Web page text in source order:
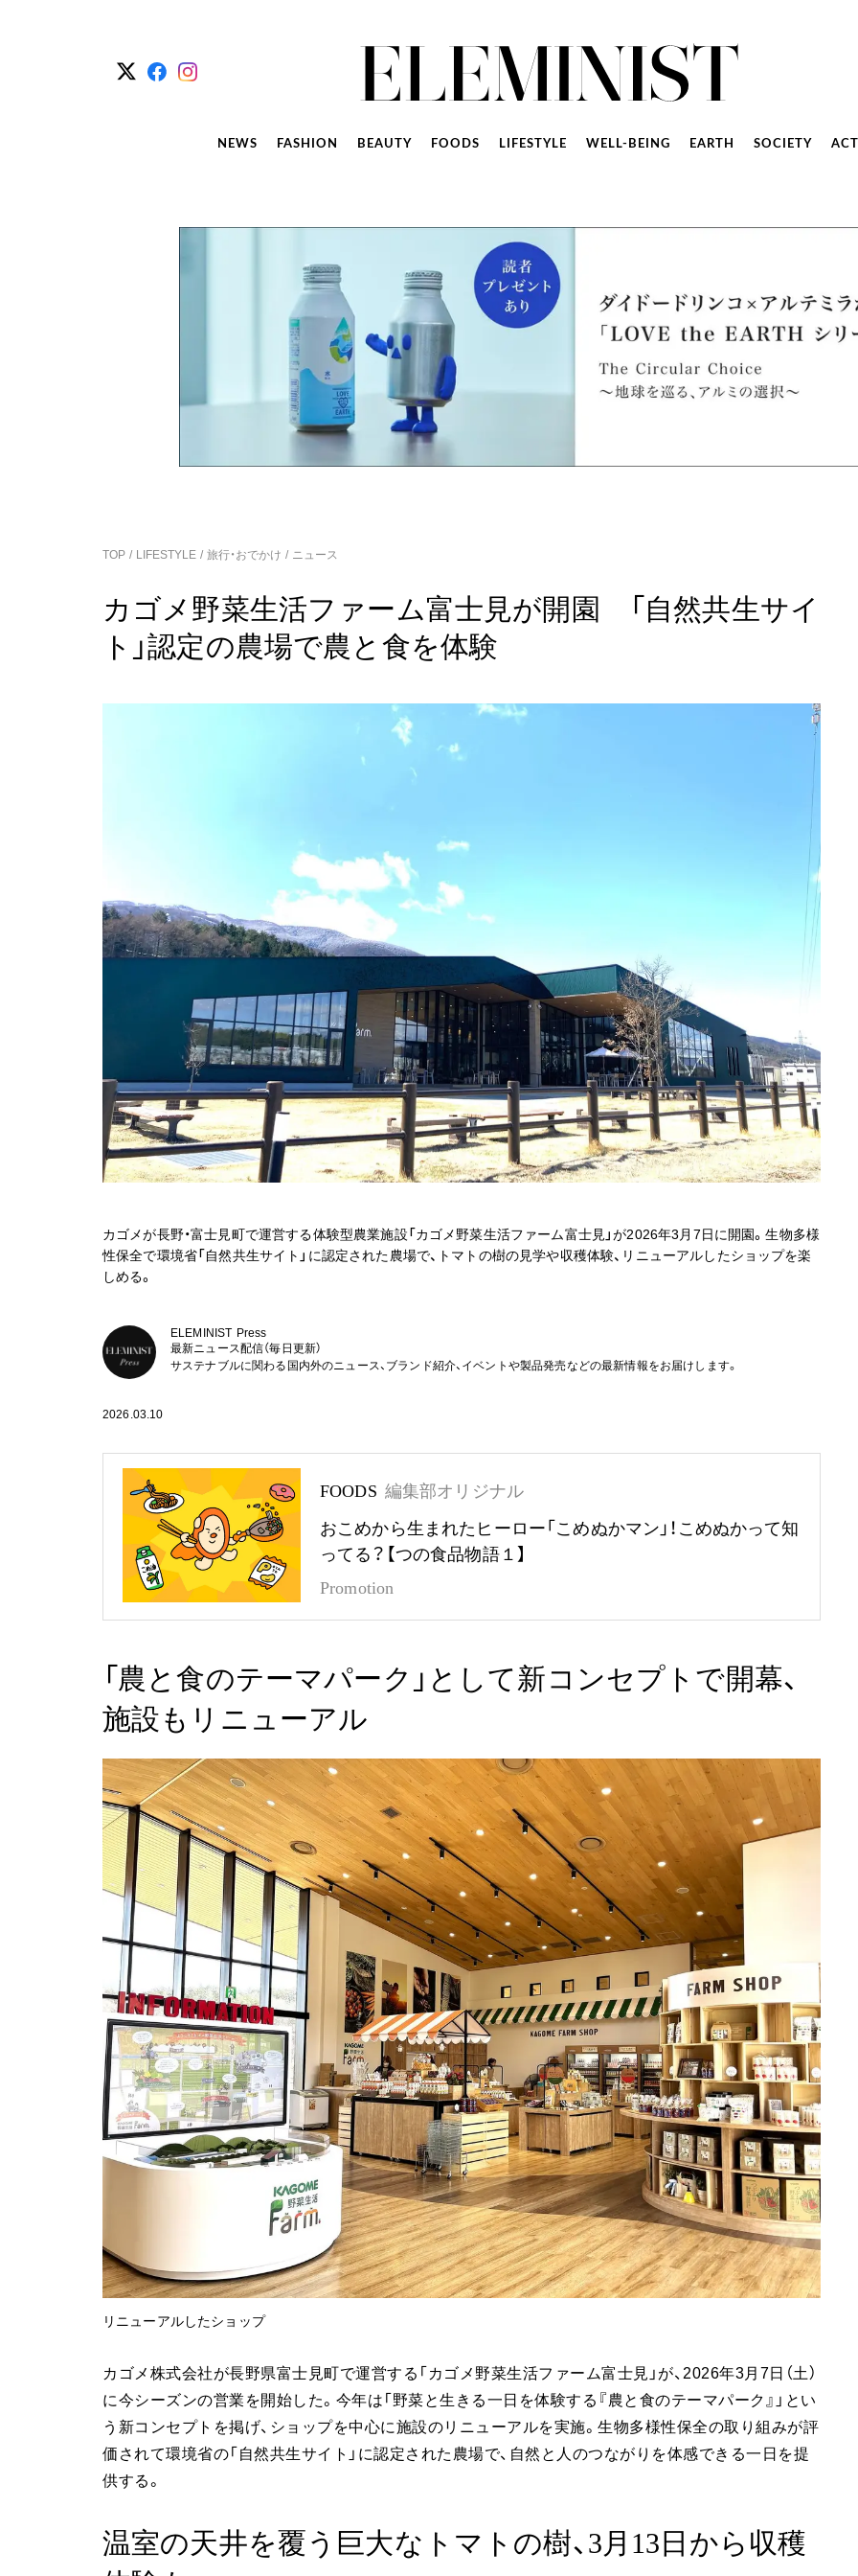
NEWS FASHION BEAUTY FOODS LIFESTYLE WELL-BEING EARTH SOCIETY
TOP LIFESTYLE 旅行・おでかけ ニュース
カゴメ野菜生活ファーム富士見が開園 「自然共生サイ
ト」認定の農場で農と食を体験
カゴメが長野・富士見町で運営する体験型農業施設「カゴメ野菜生活ファーム富士見」が2026年3月7日に開園。生物多様
性保全で環境省「自然共生サイト」に認定された農場で、トマトの樹の見学や収穫体験、リニューアルしたショップを楽
しめる。
ELEMINIST Press
最新ニュース配信（毎日更新）
サステナブルに関わる国内外のニュース、ブランド紹介、イベントや製品発売などの最新情報をお届けします。
2026.03.10
FOODS 編集部オリジナル
おこめから生まれたヒーロー「こめぬかマン」！こめぬかって知
ってる？【つの食品物語１】
Promotion
「農と食のテーマパーク」として新コンセプトで開幕、
施設もリニューアル
リニューアルしたショップ
カゴメ株式会社が長野県富士見町で運営する「カゴメ野菜生活ファーム富士見」が、2026年3月7日（土）
に今シーズンの営業を開始した。今年は「野菜と生きる一日を体験する『農と食のテーマパーク』」とい
う新コンセプトを掲げ、ショップを中心に施設のリニューアルを実施。生物多様性保全の取り組みが評
価されて環境省の「自然共生サイト」に認定された農場で、自然と人のつながりを体感できる一日を提
供する。
温室の天井を覆う巨大なトマトの樹、3月13日から収穫